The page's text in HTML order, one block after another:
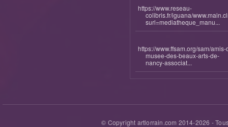
https://www.reseau-
colibris.fr/iguana/
surl=mediatheque_manu...
https://www.ffsam.org/sam/amis-
musee-des-beaux-arts-de-
nancy-associat...
© Copyright artlorrain.com 2014-2026 -